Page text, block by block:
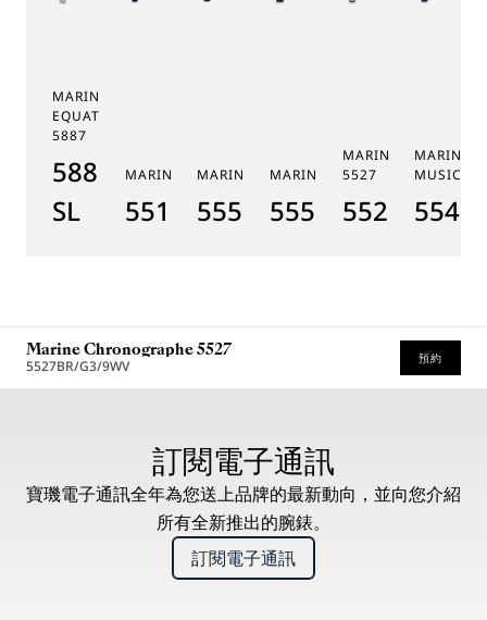
MARINE TOURBILLON
EQUATION MARCHANTE
5887
5887PT/YS/PW0
SL
MARINE 5517
5517BR/Y2/9ZU
MARINE HORA MUNDI 5555
5555BH/YS/9WV
MARINE HORA MUNDI 5557
5557BR/YS/5WV
MARINE
5527
5527TI/Y1/
MARINE
Marine Chronographe 5527
5527BR/G3/9WV 預約
訂閱電子通訊
寶璣電子通訊全年為您送上品牌的最新動向，並向您介紹
所有全新推出的腕錶。
訂閱電子通訊